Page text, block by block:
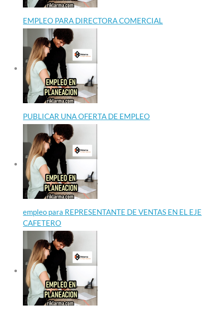
EMPLEO PARA DIRECTORA COMERCIAL
PUBLICAR UNA OFERTA DE EMPLEO
empleo para REPRESENTANTE DE VENTAS EN EL EJE
CAFETERO